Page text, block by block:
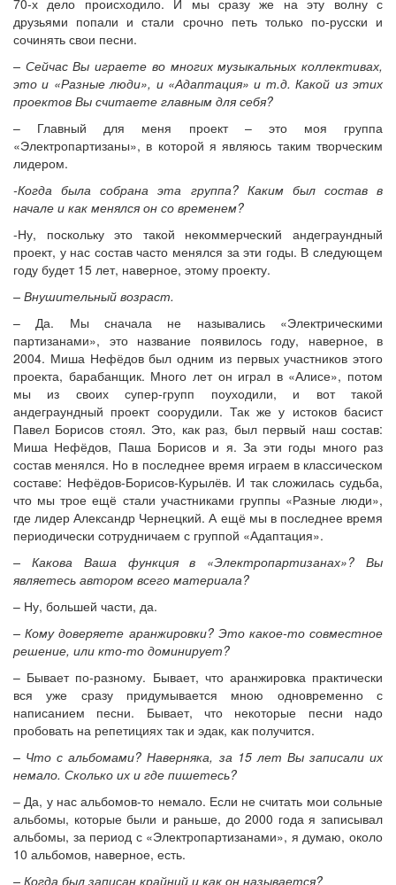
70-х дело происходило. И мы сразу же на эту волну с
друзьями попали и стали срочно петь только по-русски и
сочинять свои песни.
– Сейчас Вы играете во многих музыкальных коллективах,
это и «Разные люди», и «Адаптация» и т.д. Какой из этих
проектов Вы считаете главным для себя?
– Главный для меня проект – это моя группа
«Электропартизаны», в которой я являюсь таким творческим
лидером.
-Когда была собрана эта группа? Каким был состав в
начале и как менялся он со временем?
-Ну, поскольку это такой некоммерческий андеграундный
проект, у нас состав часто менялся за эти годы. В следующем
году будет 15 лет, наверное, этому проекту.
– Внушительный возраст.
– Да. Мы сначала не назывались «Электрическими
партизанами», это название появилось году, наверное, в
2004. Миша Нефёдов был одним из первых участников этого
проекта, барабанщик. Много лет он играл в «Алисе», потом
мы из своих супер-групп поуходили, и вот такой
андеграундный проект соорудили. Так же у истоков басист
Павел Борисов стоял. Это, как раз, был первый наш состав:
Миша Нефёдов, Паша Борисов и я. За эти годы много раз
состав менялся. Но в последнее время играем в классическом
составе: Нефёдов-Борисов-Курылёв. И так сложилась судьба,
что мы трое ещё стали участниками группы «Разные люди»,
где лидер Александр Чернецкий. А ещё мы в последнее время
периодически сотрудничаем с группой «Адаптация».
– Какова Ваша функция в «Электропартизанах»? Вы
являетесь автором всего материала?
– Ну, большей части, да.
– Кому доверяете аранжировки? Это какое-то совместное
решение, или кто-то доминирует?
– Бывает по-разному. Бывает, что аранжировка практически
вся уже сразу придумывается мною одновременно с
написанием песни. Бывает, что некоторые песни надо
пробовать на репетициях так и эдак, как получится.
– Что с альбомами? Наверняка, за 15 лет Вы записали их
немало. Сколько их и где пишетесь?
– Да, у нас альбомов-то немало. Если не считать мои сольные
альбомы, которые были и раньше, до 2000 года я записывал
альбомы, за период с «Электропартизанами», я думаю, около
10 альбомов, наверное, есть.
– Когда был записан крайний и как он называется?